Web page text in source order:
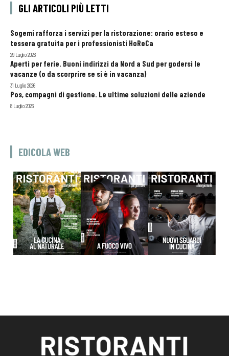
GLI ARTICOLI PIÙ LETTI
Sogemi rafforza i servizi per la ristorazione: orario esteso e
tessera gratuita per i professionisti HoReCa
29 Luglio 2026
Aperti per ferie. Buoni indirizzi da Nord a Sud per godersi le
vacanze (o da scorprire se si è in vacanza)
31 Luglio 2026
Pos, compagni di gestione. Le ultime soluzioni delle aziende
8 Luglio 2026
EDICOLA WEB